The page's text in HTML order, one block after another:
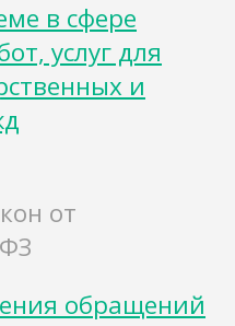
в сфере
услуг для
и
от
обращений